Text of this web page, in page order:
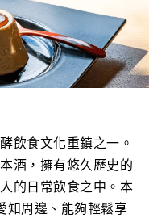
飲食文化重鎮之一。
酒，擁有悠久歷史的
的日常飲食之中。本
知周邊、能夠輕鬆享